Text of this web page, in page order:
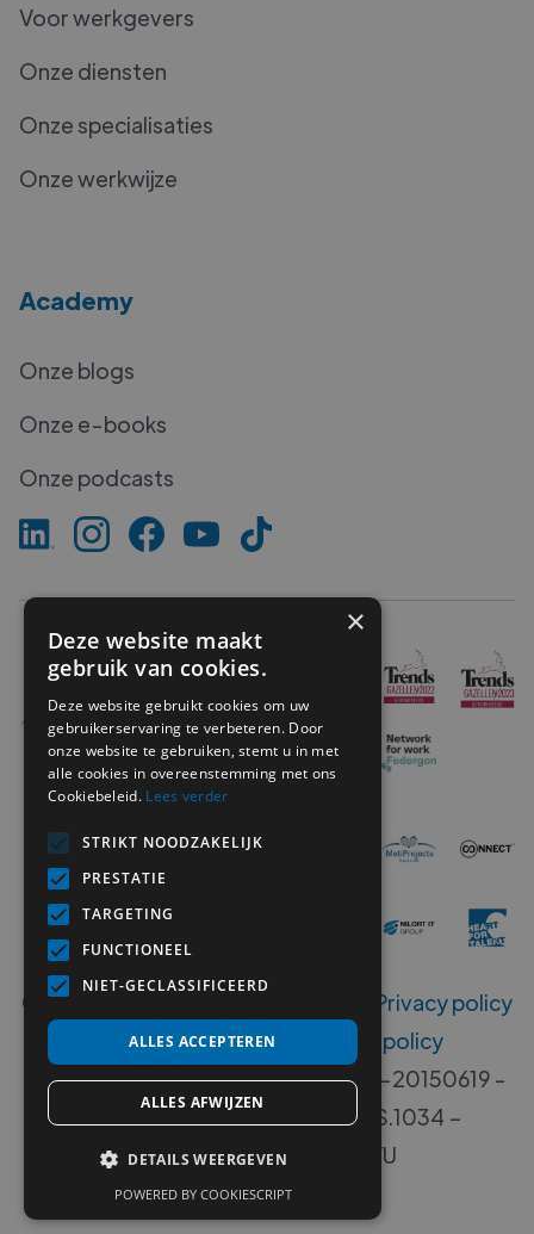
Voor werkgevers
Onze diensten
Onze specialisaties
Onze werkwijze
Academy
Onze blogs
Onze e-books
Onze podcasts
Copyright ©
Privacy policy
Disclaimer-Klokkenluiders policy
Erkenningsnummers B 00533-406-20150619 -
00533-405-20140717 - W.RS.1034 –
W.DISP.1034 - VG. 2112/U
×
Deze website maakt
gebruik van cookies.
Deze website gebruikt cookies om uw
gebruikerservaring te verbeteren. Door
onze website te gebruiken, stemt u in met
alle cookies in overeenstemming met ons
Cookiebeleid. Lees verder
STRIKT NOODZAKELIJK
PRESTATIE
TARGETING
FUNCTIONEEL
NIET-GECLASSIFICEERD
ALLES ACCEPTEREN
ALLES AFWIJZEN
DETAILS WEERGEVEN
POWERED BY COOKIESCRIPT